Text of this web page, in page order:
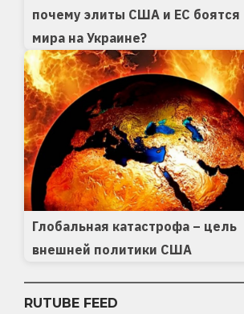
почему элиты США и ЕС боятся
мира на Украине?
Глобальная катастрофа – цель
внешней политики США
RUTUBE FEED